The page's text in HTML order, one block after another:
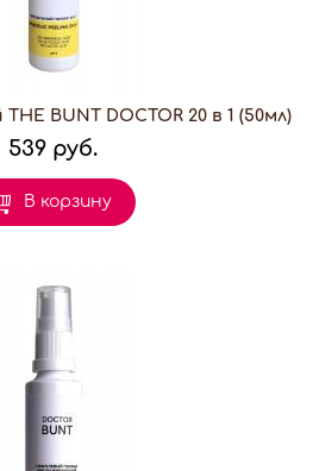
BUNT DOCTOR 20 в 1 (50мл)
539 руб.
В корзину